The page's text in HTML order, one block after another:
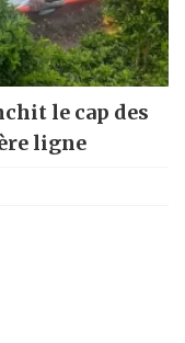
le cap des
ligne